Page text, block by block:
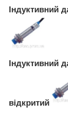
Індуктивний
Індуктивний
відкритий